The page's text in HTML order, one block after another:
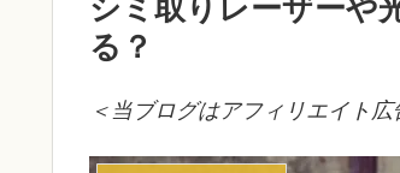
シミ取りレーザーや
る？
＜当ブログはアフィリエイト